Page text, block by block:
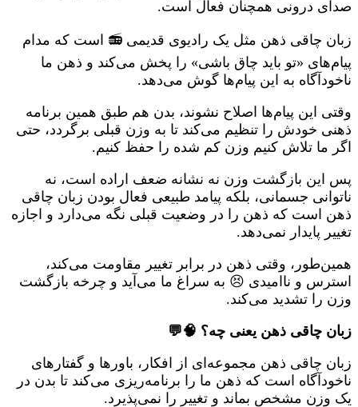
صدای درونی همچنان فعال است.
زبان چاقی ذهن مثل یک رادیوی قدیمی 📻 است که مدام
پیام‌های «تو باید چاق باشی» را پخش می‌کند و ذهن ما
ناخودآگاه به این پیام‌ها گوش می‌دهد.
وقتی این پیام‌ها اصلاح نشوند، بدن هم طبق همین برنامه
ذهنی خودش را تنظیم می‌کند تا به وزن قبلی برگردد، حتی
اگر ما تلاش کنیم وزن کم شده را حفظ کنیم.
پس این بازگشت وزن نه نشانه ضعف اراده است، نه
ناتوانی جسمانی، بلکه پیامد طبیعی فعال بودن زبان چاقی
ذهن است که ذهن را در وضعیت قبلی نگه می‌دارد و اجازه
تغییر پایدار نمی‌دهد.
همین‌طور، وقتی ذهن در برابر تغییر مقاومت می‌کند،
استرس و ناامیدی 😣 به سراغ ما می‌آید و چرخه بازگشت
وزن را تشدید می‌کند.
زبان چاقی ذهن یعنی چه؟ 🧠💬
زبان چاقی ذهن مجموعه‌ای از افکار، باورها و گفتارهای
ناخودآگاه است که ذهن ما را برنامه‌ریزی می‌کند تا بدن در
یک وزن مشخص بماند و تغییر را نمی‌پذیرد.